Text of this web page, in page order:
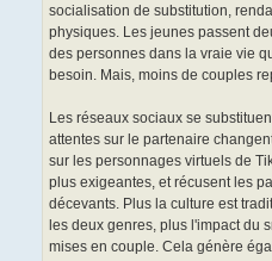
socialisation de substitution,
physiques. Les jeunes passent
des personnes dans la vraie vie
besoin. Mais, moins de couples
Les réseaux sociaux se
attentes sur le partenaire
sur les personnages virtuels de
plus exigeantes, et récusent les
décevants. Plus la culture est
les deux genres, plus l'impact du
mises en couple. Cela génère